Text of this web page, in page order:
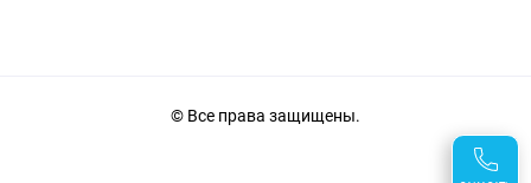
© Все права защищены.